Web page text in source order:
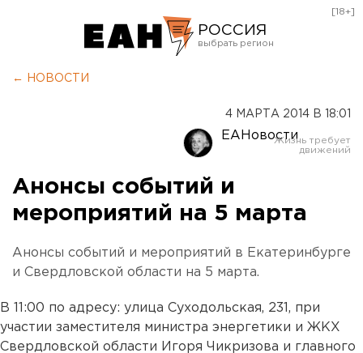
РОССИЯ
Оренбург
[18+]
← НОВОСТИ
4 МАРТА 2014 В 18:01
ЕАНовости
Анонсы событий и
мероприятий на 5 марта
Анонсы событий и мероприятий в Екатеринбурге
и Свердловской области на 5 марта.
В 11:00 по адресу: улица Суходольская, 231, при
участии заместителя министра энергетики и ЖКХ
Свердловской области Игоря Чикризова и главного